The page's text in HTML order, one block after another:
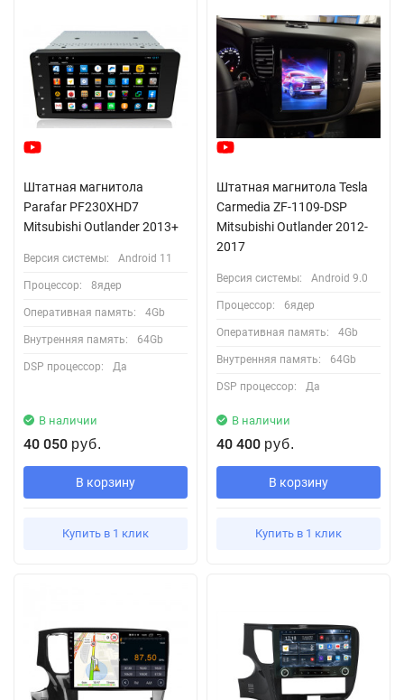
Штатная магнитола
Parafar PF230XHD7
Mitsubishi Outlander 2013+
Версия системы: Android 11
Процессор: 8ядер
Оперативная память: 4Gb
Внутренняя память: 64Gb
DSP процессор: Да
В наличии
40 050 руб.
В корзину
Купить в 1 клик
Штатная магнитола Tesla
Carmedia ZF-1109-DSP
Mitsubishi Outlander 2012-
2017
Версия системы: Android 9.0
Процессор: 6ядер
Оперативная память: 4Gb
Внутренняя память: 64Gb
DSP процессор: Да
В наличии
40 400 руб.
В корзину
Купить в 1 клик